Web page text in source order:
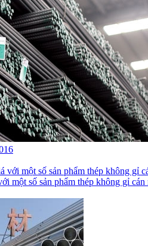
một số sản phẩm thép không gỉ